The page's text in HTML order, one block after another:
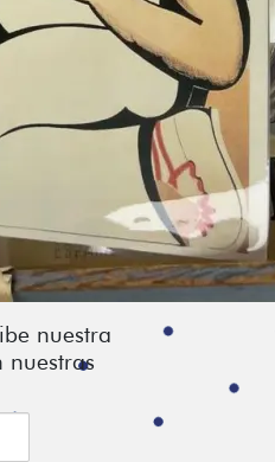
nuestra
nuestras